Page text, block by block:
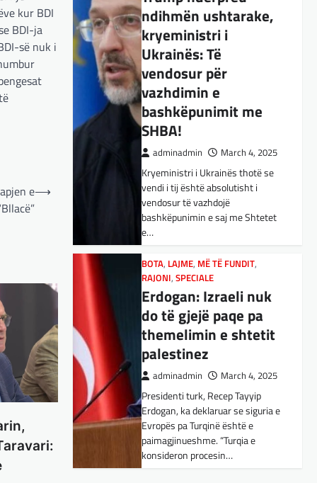
kur BDI
BDI-ja
së nuk i
e⟶
kryeministri i
Ukrainës: Të
vendosur për
vazhdimin e
bashkëpunimit me
SHBA!
adminadmin
Kryeministri i Ukrainës thotë se
vendosur të vazhdojë
bashkëpunimin e saj me Shtetet
e…
BOTA
Erdogan: Izraeli nuk
do të gjejë paqe pa
themelimin e shtetit
palestinez
adminadmin
Presidenti turk, Recep Tayyip
Evropës pa Turqinë është e
paimagjinueshme. “Turqia e
konsideron procesin…
BOTA,FUN, LAJME,MË TË FUNDIT
BOTA,KULTURË,LAJME,
MË TË FUNDIT OPINIONE ,RAJONI
SPECIALE,TOP
E megjithatë
Amerika është
opsioni më i mirë për
shqiptarët
adminadmin
Nga Dritan Hila Vështirë se
ndonjë shqiptar që ndjek sadopak
politikën e jashtme, pas takimit
Trump-Zhelenski, nuk ka
menduar: Po…
BOTA,KULTURË,LAJME,MISTER,
RAJONI,SPECIALE,TECH
Varësia nga ChatGPT
është në rritje:
Kujdes! Këto janë
pasojat e mundshme
adminadmin
Sipas studiuesve, përdoruesit që
përdorin shpesh ChatGPT për
biseda jopersonale, duke
përfshirë kërkimin e këshillave,
shpjegimet konceptuale dhe
ndihmën për…
SPORT,VENDI
FFM pranon
kërkesën e